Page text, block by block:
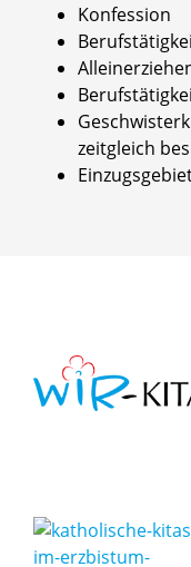
Konfession
zeitgleich